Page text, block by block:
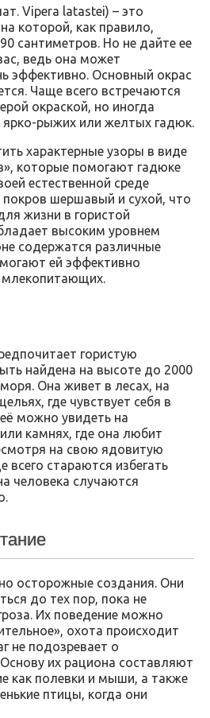
Vipera latastei) – это
которой, как правило,
сантиметров. Но не дайте ее
ведь она может
эффективно. Основный окрас
Чаще всего встречаются
окраской, но иногда
рыжих или желтых гадюк.
характерные узоры в виде
которые помогают гадюке
естественной среде
шершавый и сухой, что
жизни в гористой
высоким уровнем
содержатся различные
ей эффективно
млекопитающих.
гористую
найдена на высоте до 2000
Она живет в лесах, на
где чувствует себя в
можно увидеть на
камнях, где она любит
на свою ядовитую
всего стараются избегать
человека случаются
осторожные создания. Они
до тех пор, пока не
Их поведение можно
охота происходит
не подозревает о
их рациона составляют
как полевки и мыши, а также
птицы, когда они